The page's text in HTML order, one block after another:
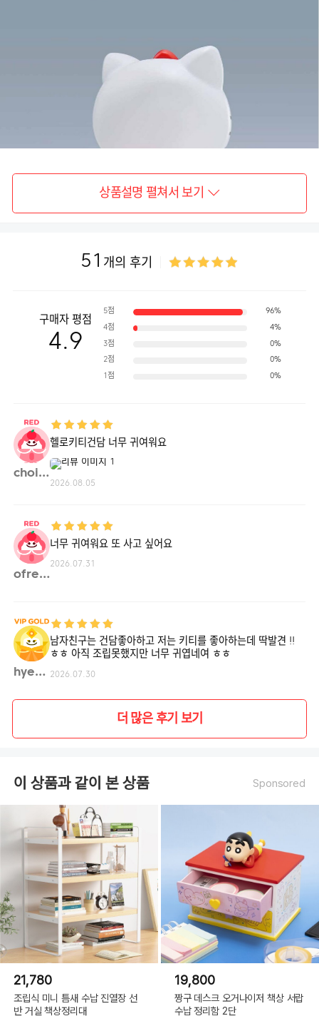
상품설명 펼쳐서 보기
51 개의 후기
구매자 평점
4.9
5점 96%
4점 4%
3점 0%
2점 0%
1점 0%
chois**
헬로키티건담 너무 귀여워요
2026.08.05
ofree**
너무 귀여워요 또 사고 싶어요
2026.07.31
hyemi**
남자친구는 건담좋아하고 저는 키티를 좋아하는데 딱발견 !!
ㅎㅎ 아직 조립못했지만 너무 귀엽네여 ㅎㅎ
2026.07.30
더 많은 후기 보기
이 상품과 같이 본 상품 Sponsored
21,780
조립식 미니 틈새 수납 진열장 선
반 거실 책상정리대
19,800
짱구 데스크 오거나이저 책상 서랍
수납 정리함 2단